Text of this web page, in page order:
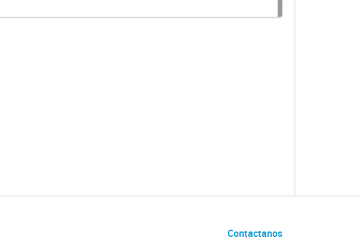
Contactanos